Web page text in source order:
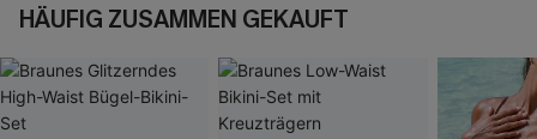
HÄUFIG ZUSAMMEN GEKAUFT